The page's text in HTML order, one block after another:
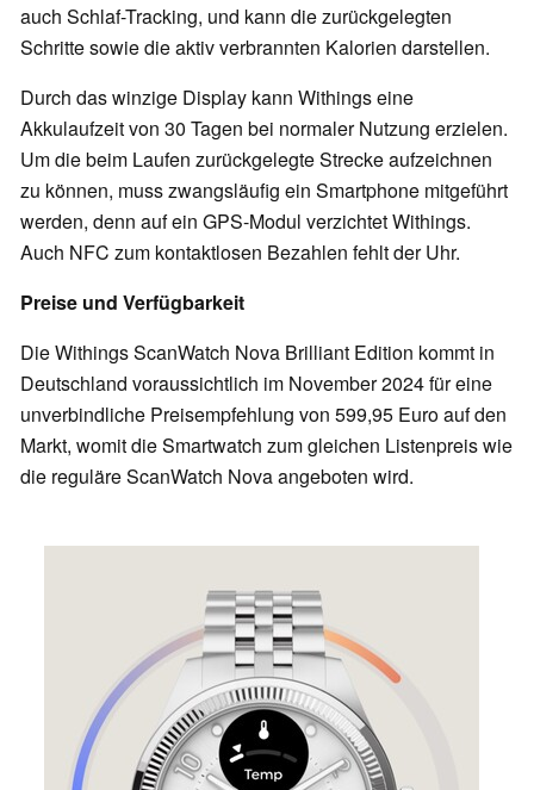
auch Schlaf-Tracking, und kann die zurückgelegten
Schritte sowie die aktiv verbrannten Kalorien darstellen.
Durch das winzige Display kann Withings eine
Akkulaufzeit von 30 Tagen bei normaler Nutzung erzielen.
Um die beim Laufen zurückgelegte Strecke aufzeichnen
zu können, muss zwangsläufig ein Smartphone mitgeführt
werden, denn auf ein GPS-Modul verzichtet Withings.
Auch NFC zum kontaktlosen Bezahlen fehlt der Uhr.
Preise und Verfügbarkeit
Die Withings ScanWatch Nova Brilliant Edition kommt in
Deutschland voraussichtlich im November 2024 für eine
unverbindliche Preisempfehlung von 599,95 Euro auf den
Markt, womit die Smartwatch zum gleichen Listenpreis wie
die reguläre ScanWatch Nova angeboten wird.